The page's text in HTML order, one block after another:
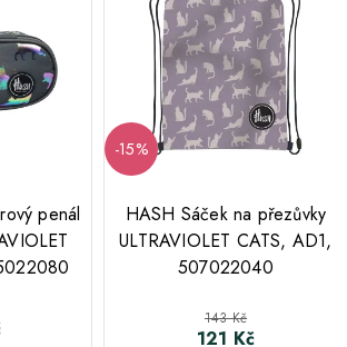
penál
-15%
HASH Sáček na přezůvky
ULTRAVIOLET CATS, AD1,
507022040
Běžná cena
143 Kč
Cena
121 Kč